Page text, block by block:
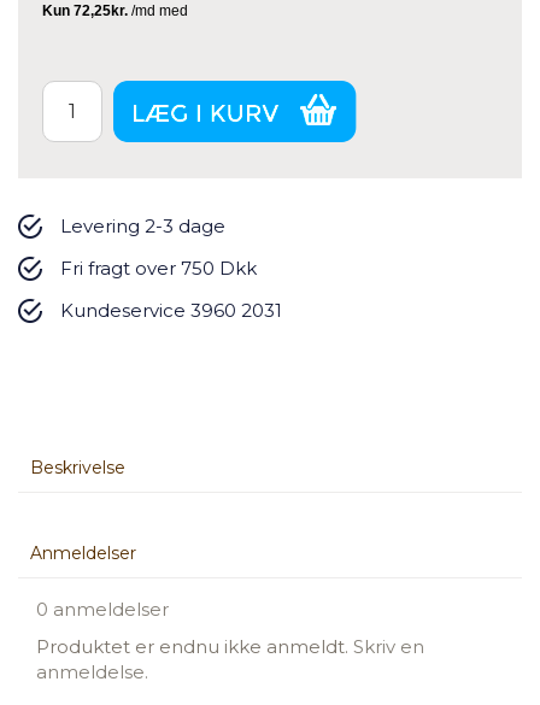
Levering 2-3 dage
Fri fragt over 750 Dkk
Kundeservice 3960 2031
Beskrivelse
Anmeldelser
0 anmeldelser
Produktet er endnu ikke anmeldt. Skriv en
anmeldelse.